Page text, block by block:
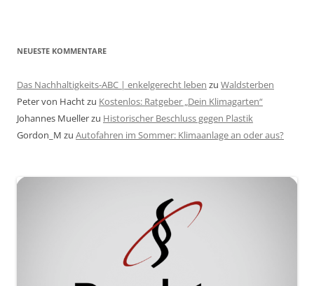
NEUESTE KOMMENTARE
Das Nachhaltigkeits-ABC | enkelgerecht leben zu Waldsterben
Peter von Hachtzu Kostenlos: Ratgeber „Dein Klimagarten“
Johannes Muellerzu Historischer Beschluss gegen Plastik
Gordon_M zu Autofahren im Sommer: Klimaanlage an oder aus?